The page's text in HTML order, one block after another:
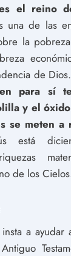
el reino
una de las
la
de
para sí
y el
se meten a
está
de los
a ayudar